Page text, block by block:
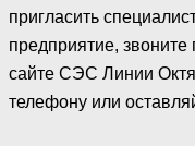
пригласить
предприятие,
сайте СЭС Линии
телефону или